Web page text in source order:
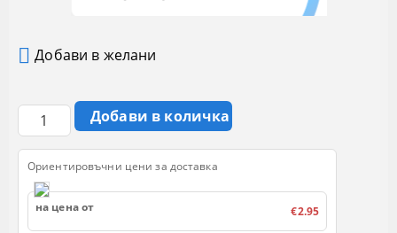
Добави в желани
Ориентировъчни цени за доставка
на цена от €2.95